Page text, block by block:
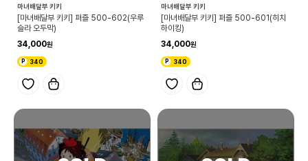
마녀배달부 키키
[마녀배달부 키키] 퍼즐 500-602(우루
슬라 오두막)
34,000
340
마녀배달부 키키
[마녀배달부 키키] 퍼즐 500-601(히치
하이킹)
34,000
340